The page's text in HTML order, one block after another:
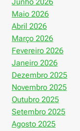
Maio 2026
Abril 2026
Março 2026
Fevereiro 2026
Janeiro 2026
Dezembro 2025
Novembro 2025
Outubro 2025
Setembro 2025
Agosto 2025